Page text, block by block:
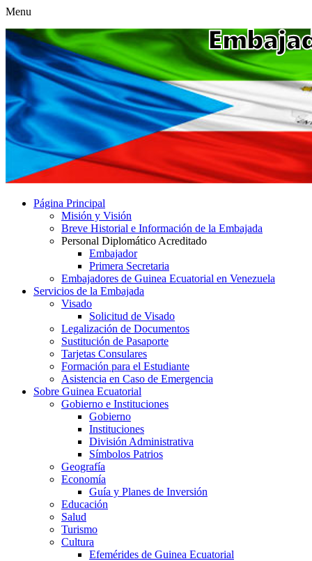
Menu
Página Principal
Misión y Visión
Breve Historial e Información de la Embajada
Personal Diplomático Acreditado
Embajador
Primera Secretaria
Embajadores de Guinea Ecuatorial en Venezuela
Servicios de la Embajada
Visado
Solicitud de Visado
Legalización de Documentos
Sustitución de Pasaporte
Tarjetas Consulares
Formación para el Estudiante
Asistencia en Caso de Emergencia
Sobre Guinea Ecuatorial
Gobierno e Instituciones
Gobierno
Instituciones
División Administrativa
Símbolos Patrios
Geografía
Economía
Guía y Planes de Inversión
Educación
Salud
Turismo
Cultura
Efemérides de Guinea Ecuatorial